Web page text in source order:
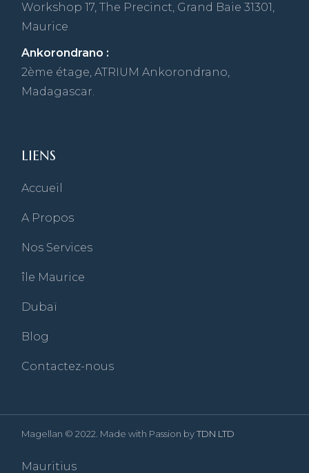
Workshop 17, The Precinct, Grand Baie 31301,
Maurice
Ankorondrano :
2ème étage, ATRIUM Ankorondrano,
Madagascar.
LIENS
Accueil
A Propos
Nos Services
île Maurice
Dubaï
Blog
Contactez-nous
Magellan © 2022. Made with Passion byTDN LTD
Mauritius